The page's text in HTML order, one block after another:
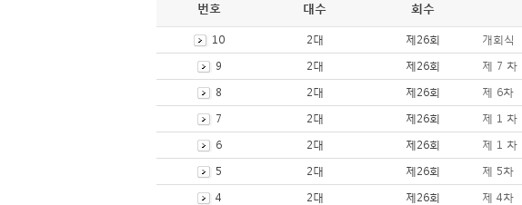
번호 대수 회수
10 2대 제26회 개회식
9
2대 제26회 제 7 차
8
2대 제26회 제 6차
7
2대 제26회 제 1 차
6
2대 제26회 제 1 차
5
2대 제26회 제 5차
4
2대 제26회 제 4차